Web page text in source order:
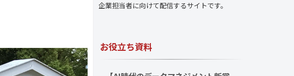
企業担当者に向けて配信するサイトです。
お役立ち資料